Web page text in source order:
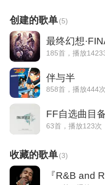
创建的歌单(5)
185首，播放
伴与半
858首，播放444次
FF自选曲目
63首，播放123次
收藏的歌单(3)